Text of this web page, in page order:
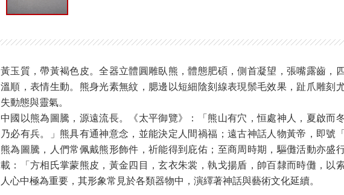
黃玉質，帶黃褐色皮。全器立體圓雕臥熊，體態肥碩，側首凝望，張嘴露齒，
溫順，表情生動。熊身光素無紋，腮邊以短細陰刻線表現鬃毛效果，趾爪雕刻
失動態與靈氣。
中國以熊為圖騰，源遠流長。《太平御覽》：「熊山有穴，恒處神人，夏啟而
乃必有兵。」熊具有通神意念，並能決定人間禍福；遠古神話人物黃帝，即號
熊為圖騰，人們常佩戴熊形飾件，祈能得到庇佑；至商周時期，驅儺活動亦盛
載：「方相氏掌蒙熊皮，黃金四目，玄衣朱裳，執戈揚盾，帥百隸而時儺，以
人心中極為重要，其形象常見於各類器物中，演繹著神話與藝術文化延續。